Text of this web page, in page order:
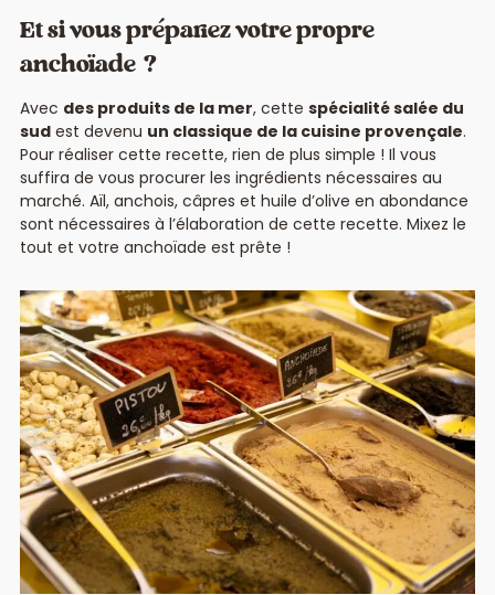
Et si vous prépariez votre propre
anchoïade ?
Avec des produits de la mer, cette spécialité salée du
sudest devenu un classique de la cuisine provençale.
Pour réaliser cette recette, rien de plus simple ! Il vous
suffira de vous procurer les ingrédients nécessaires au
marché. Aïl, anchois, câpres et huile d’olive en abondance
sont nécessaires à l’élaboration de cette recette. Mixez le
tout et votre anchoïade est prête !